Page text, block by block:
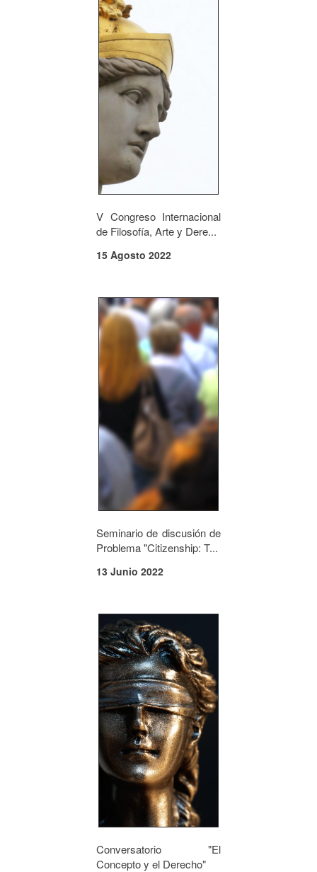
V Congreso Internacional
de Filosofía, Arte y Dere...
15 Agosto 2022
Seminario de discusión de
Problema "Citizenship: T...
13 Junio 2022
Conversatorio "El
Concepto y el Derecho"